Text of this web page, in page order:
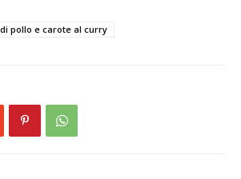
pollo e carote al curry